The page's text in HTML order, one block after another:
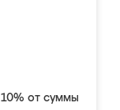
10% от суммы